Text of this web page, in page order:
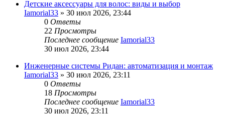
Детские аксессуары для волос: виды и выбор
Iamorial33 » 30 июл 2026, 23:44
0 Ответы
22 Просмотры
Последнее сообщение Iamorial33
30 июл 2026, 23:44
Инженерные системы Ридан: автоматизация и монтаж
Iamorial33 » 30 июл 2026, 23:11
0 Ответы
18 Просмотры
Последнее сообщение Iamorial33
30 июл 2026, 23:11